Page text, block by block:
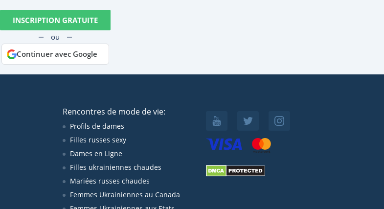
INSCRIPTION GRATUITE
ou
Continuer avec Google
Rencontres de mode de vie:
Profils de dames
Filles russes sexy
Dames en Ligne
Filles ukrainiennes chaudes
Mariées russes chaudes
Femmes Ukrainiennes au Canada